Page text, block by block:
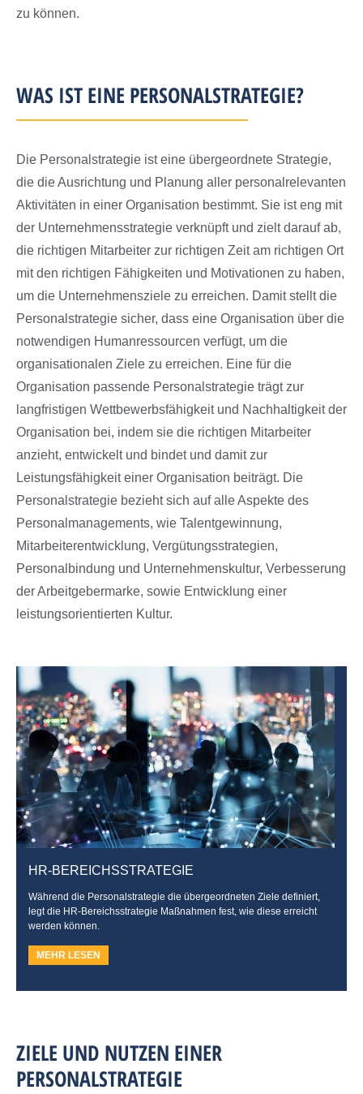
zu können.
WAS IST EINE PERSONALSTRATEGIE?
Die Personalstrategie ist eine übergeordnete Strategie,
die die Ausrichtung und Planung aller personalrelevanten
Aktivitäten in einer Organisation bestimmt. Sie ist eng mit
der Unternehmensstrategie verknüpft und zielt darauf ab,
die richtigen Mitarbeiter zur richtigen Zeit am richtigen Ort
mit den richtigen Fähigkeiten und Motivationen zu haben,
um die Unternehmensziele zu erreichen. Damit stellt die
Personalstrategie sicher, dass eine Organisation über die
notwendigen Humanressourcen verfügt, um die
organisationalen Ziele zu erreichen. Eine für die
Organisation passende Personalstrategie trägt zur
langfristigen Wettbewerbsfähigkeit und Nachhaltigkeit der
Organisation bei, indem sie die richtigen Mitarbeiter
anzieht, entwickelt und bindet und damit zur
Leistungsfähigkeit einer Organisation beiträgt. Die
Personalstrategie bezieht sich auf alle Aspekte des
Personalmanagements, wie Talentgewinnung,
Mitarbeiterentwicklung, Vergütungsstrategien,
Personalbindung und Unternehmenskultur, Verbesserung
der Arbeitgebermarke, sowie Entwicklung einer
leistungsorientierten Kultur.
HR-BEREICHSSTRATEGIE
Während die Personalstrategie die übergeordneten Ziele definiert,
legt die HR-Bereichsstrategie Maßnahmen fest, wie diese erreicht
werden können.
MEHR LESEN
ZIELE UND NUTZEN EINER
PERSONALSTRATEGIE